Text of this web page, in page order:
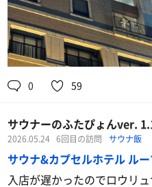
0 59
サウナーのふたぴょんver.
2026.05.24 6回目の訪問 サウナ飯
サウナ&カプセルホテル ル
入店が遅かったのでロウリ